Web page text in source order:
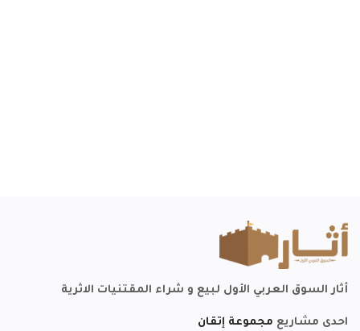
أثار السوق العربي الأول لبيع و شراء المقتنيات الاثرية
احدى مشاريع مجموعة إتقان